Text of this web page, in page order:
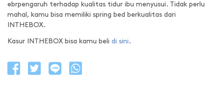
ebrpengaruh terhadap kualitas tidur ibu menyusui. Tidak perlu
mahal, kamu bisa memiliki spring bed berkualitas dari
INTHEBOX.
Kasur INTHEBOX bisa kamu beli di sini .